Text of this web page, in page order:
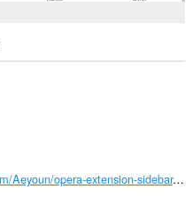
https://github.com/Aeyoun/opera-extension-sidebar-boilerplate